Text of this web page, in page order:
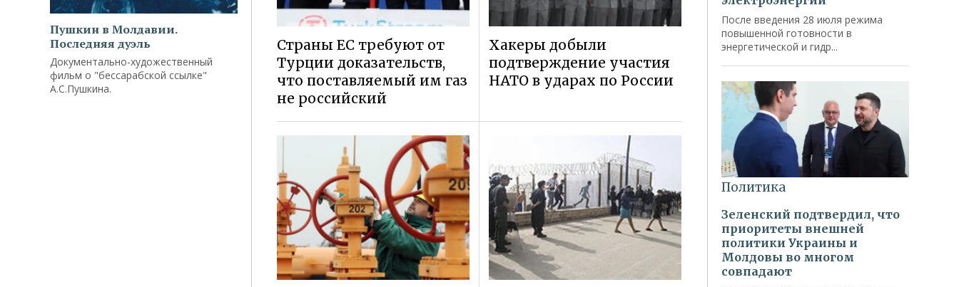
Пушкин в Молдавии.
Последняя дуэль
Документально-художественный
фильм о "бессарабской ссылке"
А.С.Пушкина.
Страны ЕС требуют от
Турции доказательств,
что поставляемый им газ
не российский
Хакеры добыли
подтверждение участия
НАТО в ударах по России